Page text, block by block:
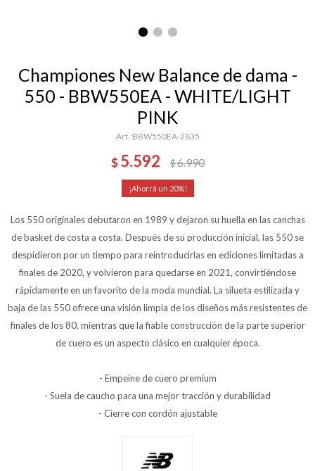
Championes New Balance de dama -
550 - BBW550EA - WHITE/LIGHT
PINK
BBW550EA-2835
$ 5.592 $6.990
20
Los 550 originales debutaron en 1989 y dejaron su huella en las canchas
de basket de costa a costa. Después de su producción inicial, las 550 se
despidieron por un tiempo para reintroducirlas en ediciones limitadas a
finales de 2020, y volvieron para quedarse en 2021, convirtiéndose
rápidamente en un favorito de la moda mundial. La silueta estilizada y
baja de las 550 ofrece una visión limpia de los diseños más resistentes de
finales de los 80, mientras que la fiable construcción de la parte superior
de cuero es un aspecto clásico en cualquier época.
- Empeine de cuero premium
- Suela de caucho para una mejor tracción y durabilidad
- Cierre con cordón ajustable